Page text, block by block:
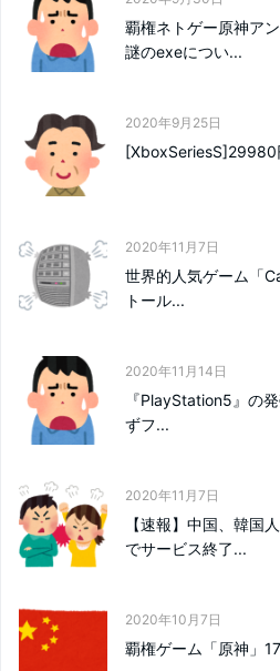
覇権ネトゲー原神ア
謎のexeについ...
2020年9月25日
[XboxSeriesS]29980
2020年11月7日
世界的人気ゲーム「
トール...
2020年11月14日
『PlayStation5』の
ずフ...
2020年11月7日
【速報】中国、韓国
でサービス終了...
2020年10月7日
覇権ゲーム「原神」